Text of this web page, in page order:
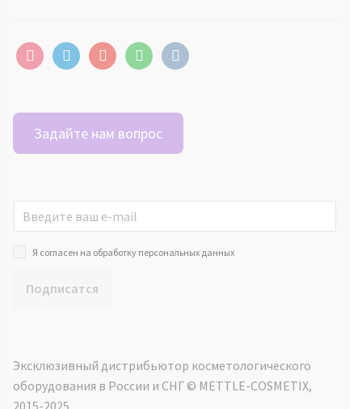
instagramtelegramyoutubewhatsappvkontakte
Задайте нам вопрос
Я согласен на обработку персональных данных
Подписатся
Эксклюзивный дистрибьютор косметологического
оборудования в России и СНГ ©️ METTLE-COSMETIX,